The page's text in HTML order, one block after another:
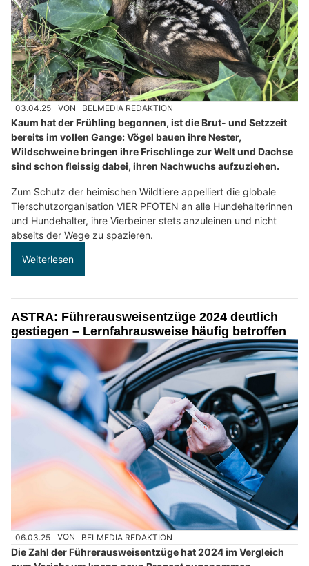
03.04.25 VON BELMEDIA REDAKTION
Kaum hat der Frühling begonnen, ist die Brut- und Setzzeit
bereits im vollen Gange: Vögel bauen ihre Nester,
Wildschweine bringen ihre Frischlinge zur Welt und Dachse
sind schon fleissig dabei, ihren Nachwuchs aufzuziehen.
Zum Schutz der heimischen Wildtiere appelliert die globale
Tierschutzorganisation VIER PFOTEN an alle Hundehalterinnen
und Hundehalter, ihre Vierbeiner stets anzuleinen und nicht
abseits der Wege zu spazieren.
Weiterlesen
ASTRA: Führerausweisentzüge 2024 deutlich
gestiegen – Lernfahrausweise häufig betroffen
06.03.25 VON BELMEDIA REDAKTION
Die Zahl der Führerausweisentzüge hat 2024 im Vergleich